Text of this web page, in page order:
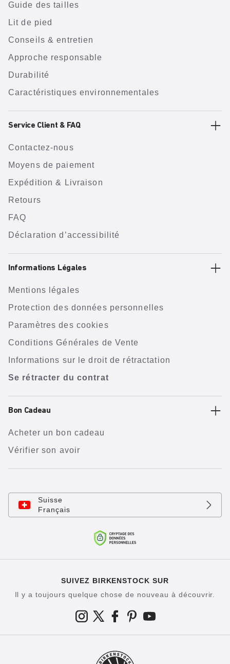
Guide des tailles
Lit de pied
Conseils & entretien
Approche responsable
Durabilité
Caractéristiques environnementales
Service Client & FAQ
Contactez-nous
Moyens de paiement
Expédition & Livraison
Retours
FAQ
Déclaration d’accessibilité
Informations Légales
Mentions légales
Protection des données personnelles
Paramètres des cookies
Conditions Générales de Vente
Informations sur le droit de rétractation
Se rétracter du contrat
Bon Cadeau
Acheter un bon cadeau
Vérifier son avoir
Suisse
Français
SUIVEZ BIRKENSTOCK SUR
Il y a toujours quelque chose de nouveau à découvrir.